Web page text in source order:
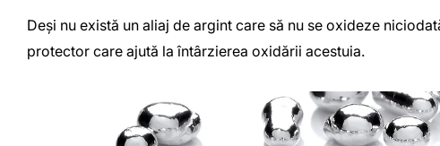
Deși nu există un aliaj de argint care să nu se oxideze
protector care ajută la întârzierea oxidării acestuia.